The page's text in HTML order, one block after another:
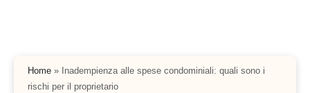
Home » Inadempienza alle spese condominiali: quali sono i
rischi per il proprietario